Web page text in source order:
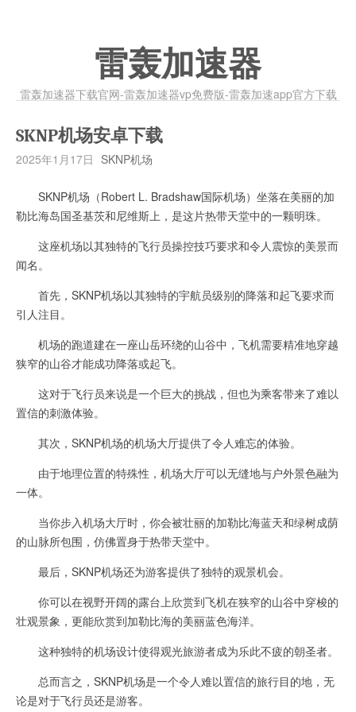
雷轰加速器
雷轰加速器下载官网-雷轰加速器vp免费版-雷轰加速app官方下载
SKNP机场安卓下载
2025年1月17日 SKNP机场
SKNP机场（Robert L. Bradshaw国际机场）坐落在美丽的加
勒比海岛国圣基茨和尼维斯上，是这片热带天堂中的一颗明珠。
这座机场以其独特的飞行员操控技巧要求和令人震惊的美景而
闻名。
首先，SKNP机场以其独特的宇航员级别的降落和起飞要求而
引人注目。
机场的跑道建在一座山岳环绕的山谷中，飞机需要精准地穿越
狭窄的山谷才能成功降落或起飞。
这对于飞行员来说是一个巨大的挑战，但也为乘客带来了难以
置信的刺激体验。
其次，SKNP机场的机场大厅提供了令人难忘的体验。
由于地理位置的特殊性，机场大厅可以无缝地与户外景色融为
一体。
当你步入机场大厅时，你会被壮丽的加勒比海蓝天和绿树成荫
的山脉所包围，仿佛置身于热带天堂中。
最后，SKNP机场还为游客提供了独特的观景机会。
你可以在视野开阔的露台上欣赏到飞机在狭窄的山谷中穿梭的
壮观景象，更能欣赏到加勒比海的美丽蓝色海洋。
这种独特的机场设计使得观光旅游者成为乐此不疲的朝圣者。
总而言之，SKNP机场是一个令人难以置信的旅行目的地，无
论是对于飞行员还是游客。